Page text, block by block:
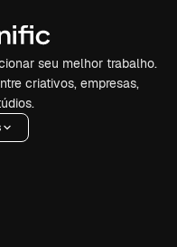
seu melhor trabalho.
criativos, empresas,